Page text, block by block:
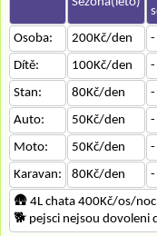
Osoba:
200Kč/den -
Dítě:
100Kč/den -
Stan:
80Kč/den -
Auto:
50Kč/den -
Moto:
50Kč/den -
Karavan:
80Kč/den -
🛖 4L chata 400Kč/os/
🐕‍ pejsci nejsou dovoleni